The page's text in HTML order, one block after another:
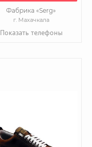
Фабрика «Serg»
г. Махачкала
Показать телефоны